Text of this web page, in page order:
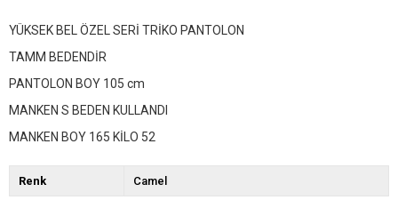
YÜKSEK BEL ÖZEL SERİ TRİKO PANTOLON
TAMM BEDENDİR
PANTOLON BOY 105 cm
MANKEN S BEDEN KULLANDI
MANKEN BOY 165 KİLO 52
Renk Camel